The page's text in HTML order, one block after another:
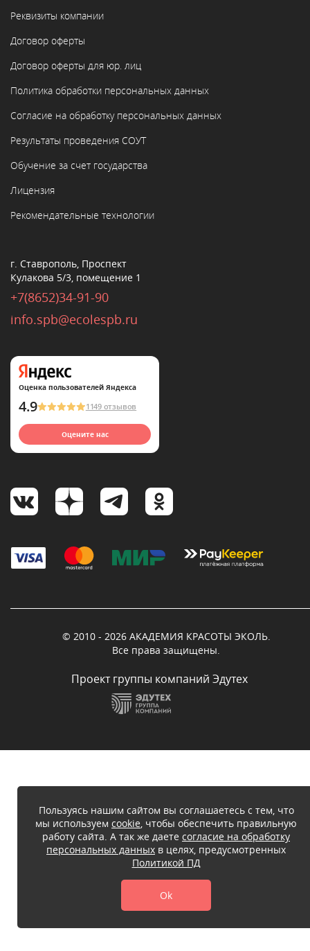
Реквизиты компании
Договор оферты
Договор оферты для юр. лиц
Политика обработки персональных данных
Согласие на обработку персональных данных
Результаты проведения СОУТ
Обучение за счет государства
Лицензия
Рекомендательные технологии
г. Ставрополь, Проспект
Кулакова 5/3, помещение 1
+7(8652)34-91-90
info.spb@ecolespb.ru
Оценка пользователей Яндекса
4.9 1149 отзывов
Оцените нас
© 2010 - 2026 АКАДЕМИЯ КРАСОТЫ ЭКОЛЬ.
Все права защищены.
Проект группы компаний Эдутех
Пользуясь нашим сайтом вы соглашаетесь с тем, что
мы используем cookie, чтобы обеспечить правильную
работу сайта. А так же даете согласие на обработку
персональных данных в целях, предусмотренных
Политикой ПД
Ok